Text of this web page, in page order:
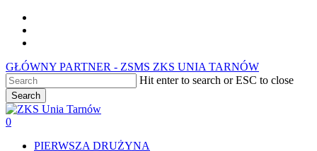
Skip
main
GŁÓWNY PARTNER - ZSMS ZKS UNIA TARNÓW
Hit enter to search or ESC to close
Search
Close
Search
0
PIERWSZA DRUŻYNA